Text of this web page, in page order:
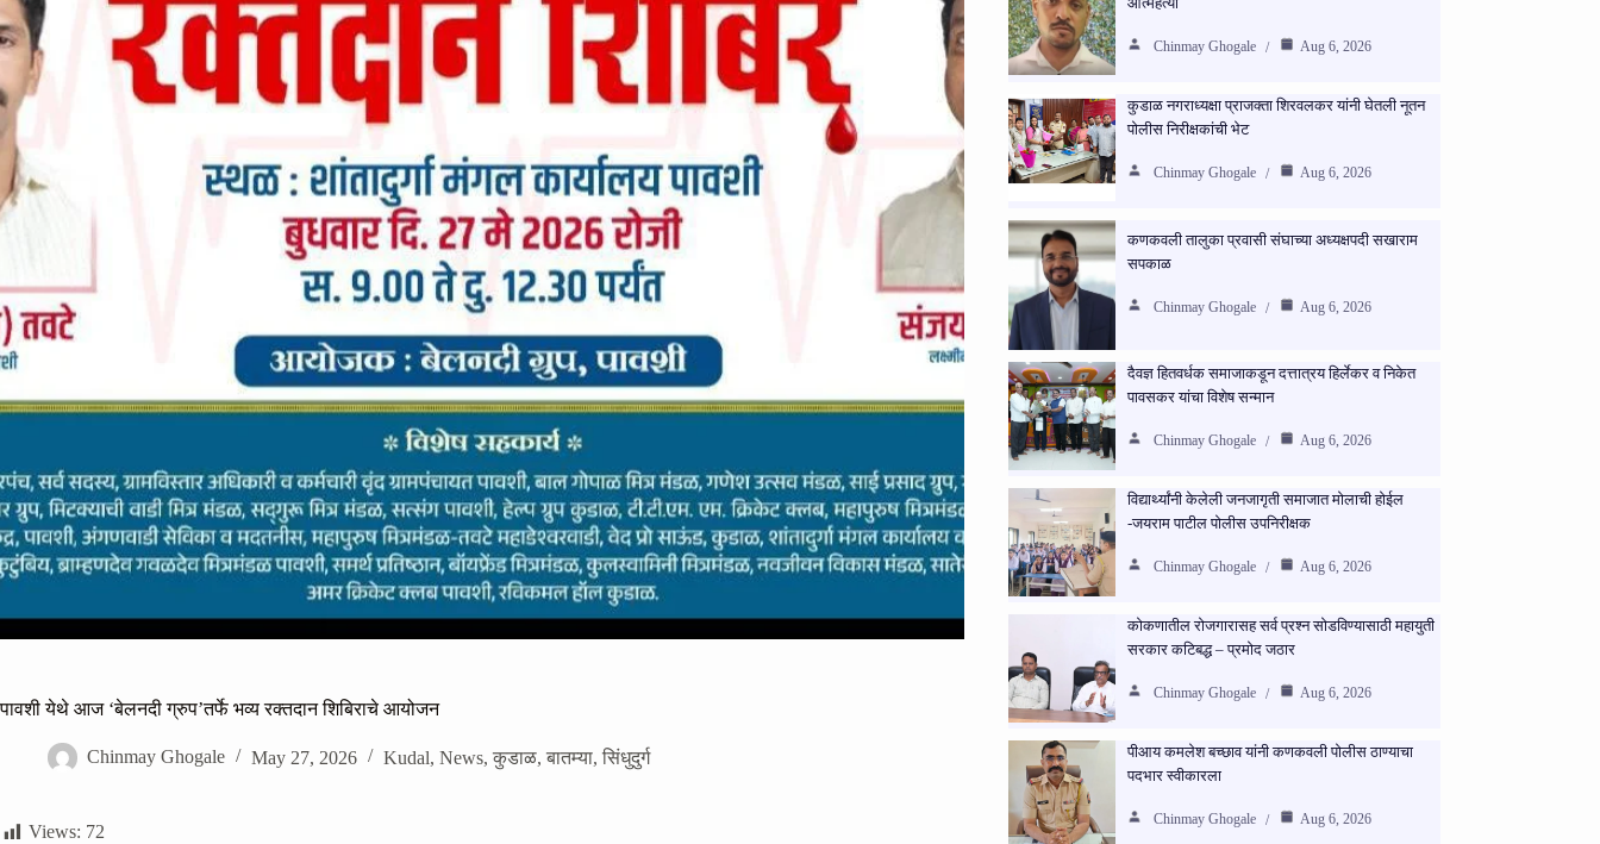
पावशी येथे आज ‘बेलनदी ग्रुप’तर्फे भव्य रक्तदान शिबिराचे आयोजन
Chinmay Ghogale May 27, 2026 Kudal, News, कुडाळ, बातम्या, सिंधुदुर्ग
Views: 72
Chinmay Ghogale Aug 6, 2026
कुडाळ नगराध्यक्षा प्राजक्ता शिरवलकर यांनी घेतली नूतन
पोलीस निरीक्षकांची भेट
Chinmay Ghogale Aug 6, 2026
कणकवली तालुका प्रवासी संघाच्या अध्यक्षपदी सखाराम
सपकाळ
Chinmay Ghogale Aug 6, 2026
दैवज्ञ हितवर्धक समाजाकडून दत्तात्रय हिर्लेकर व निकेत
पावसकर यांचा विशेष सन्मान
Chinmay Ghogale Aug 6, 2026
विद्यार्थ्यांनी केलेली जनजागृती समाजात मोलाची होईल
-जयराम पाटील पोलीस उपनिरीक्षक
Chinmay Ghogale Aug 6, 2026
कोकणातील रोजगारासह सर्व प्रश्न सोडविण्यासाठी महायुती
सरकार कटिबद्ध – प्रमोद जठार
Chinmay Ghogale Aug 6, 2026
पीआय कमलेश बच्छाव यांनी कणकवली पोलीस ठाण्याचा
पदभार स्वीकारला
Chinmay Ghogale Aug 6, 2026